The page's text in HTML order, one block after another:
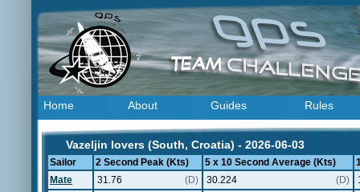
Home About Guides Rules
Vazeljin lovers (South, Croatia) - 2026-06-03
Sailor 2 Second Peak (Kts) 5 x 10 Second Average (Kts)
Mate
31.76 (D) 30.224 (D)